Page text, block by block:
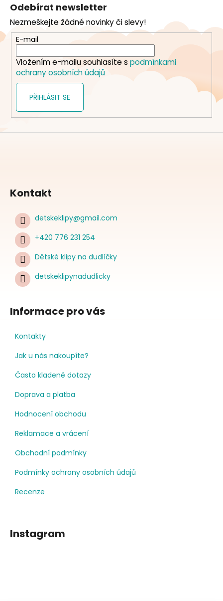
a
t
Odebírat newsletter
Nezmeškejte žádné novinky či slevy!
E-mail
Vložením e-mailu souhlasíte s podmínkami
ochrany osobních údajů
PŘIHLÁSIT SE
Kontakt
detskeklipy@gmail.com
+420 776 231 254
Dětské klipy na dudlíčky
detskeklipynadudlicky
Informace pro vás
Kontakty
Jak u nás nakoupíte?
Často kladené dotazy
Doprava a platba
Hodnocení obchodu
Reklamace a vrácení
Obchodní podmínky
Podmínky ochrany osobních údajů
Recenze
Instagram